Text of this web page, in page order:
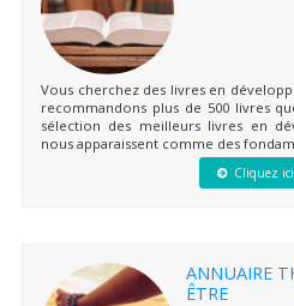
Vous cherchez des livres en
recommandons plus de 500 livres
sélection des meilleurs livres en
nous apparaissent comme des
Cliquez ici
ANNUAIRE
ÊTRE